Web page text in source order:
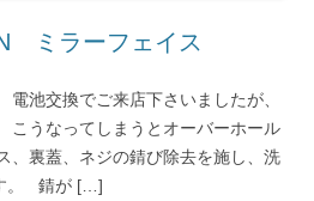
ミラーフェイス
電池交換でご来店下さいましたが、
こうなってしまうとオーバーホール
、裏蓋、ネジの錆び除去を施し、洗
。 錆が […]